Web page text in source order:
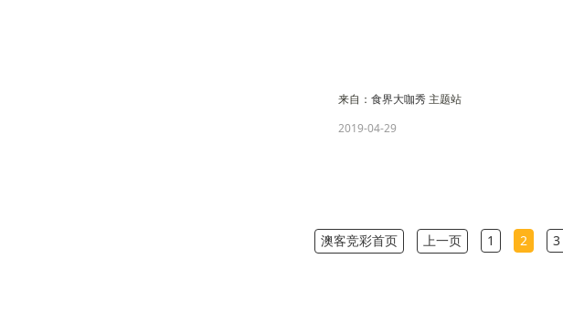
来自： 食界大咖秀 主题站
2019-04-29
澳客竞彩首页 上一页 1 2 3